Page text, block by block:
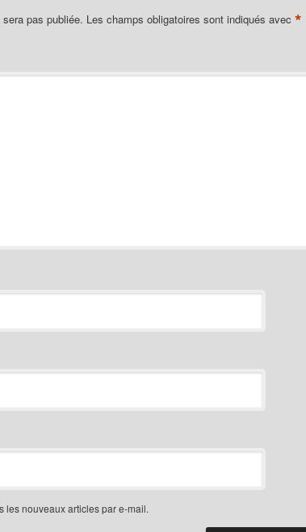
pas publiée. Les champs obligatoires sont indiqués avec *
les nouveaux articles par e-mail.